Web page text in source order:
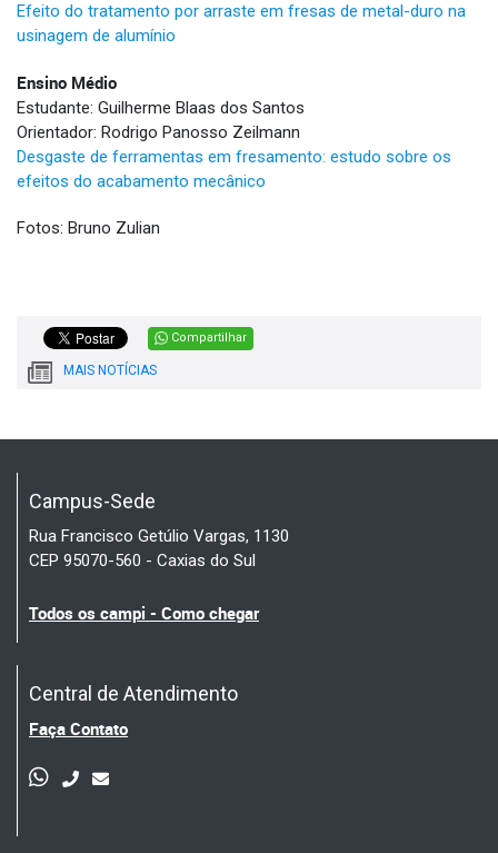
Efeito do tratamento por arraste em fresas de metal-duro na
usinagem de alumínio
Ensino Médio
Estudante: Guilherme Blaas dos Santos
Orientador: Rodrigo Panosso Zeilmann
Desgaste de ferramentas em fresamento: estudo sobre os
efeitos do acabamento mecânico
Fotos: Bruno Zulian
Compartilhar
MAIS NOTÍCIAS
Campus-Sede
Rua Francisco Getúlio Vargas, 1130
CEP 95070-560 - Caxias do Sul
Todos os campi - Como chegar
Central de Atendimento
Faça Contato